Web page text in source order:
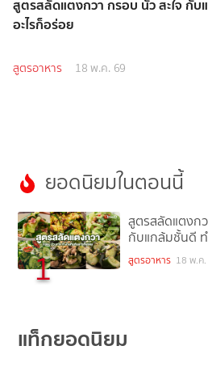
สูตรสลัดแตงกวา กรอบ นัว สะใจ กั
อะไรก็อร่อย
สูตรอาหาร 18 พ.ค. 69
ยอดนิยมในตอนนี้
1
สูตรสลัดแตงก
กับแกล้มชั้นดี ท
สูตรอาหาร 18 พ.ค
แท็กยอดนิยม